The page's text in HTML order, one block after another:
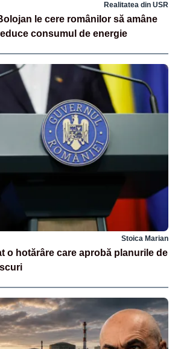
Realitatea din USR
le cere românilor să amâne
consumul de energie
Stoica Marian
o hotărâre care aprobă planurile de